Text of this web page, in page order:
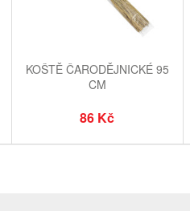
KOŠTĚ ČARODĚJNICKÉ 95
CM
86 Kč